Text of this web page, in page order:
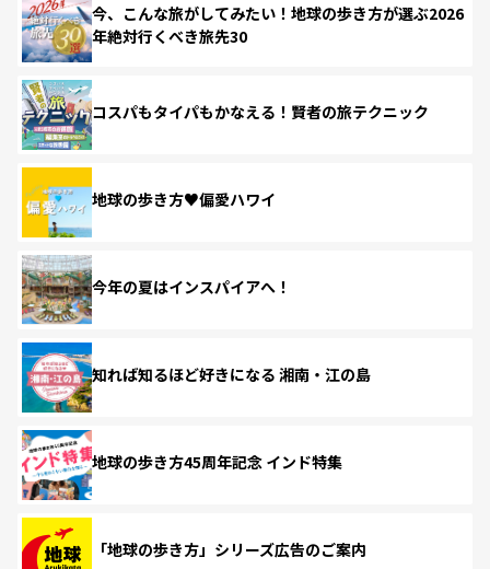
今、こんな旅がしてみたい！地球の歩き方が選ぶ2026
年絶対行くべき旅先30
コスパもタイパもかなえる！賢者の旅テクニック
地球の歩き方♥偏愛ハワイ
今年の夏はインスパイアへ！
知れば知るほど好きになる 湘南・江の島
地球の歩き方45周年記念 インド特集
「地球の歩き方」シリーズ広告のご案内